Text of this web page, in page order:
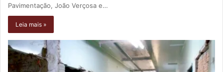
Pavimentação, João Verçosa e…
Leia mais »